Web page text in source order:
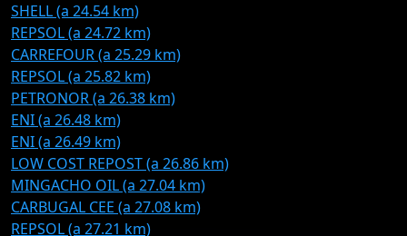
SHELL (a 24.54 km)
REPSOL (a 24.72 km)
CARREFOUR (a 25.29 km)
REPSOL (a 25.82 km)
PETRONOR (a 26.38 km)
ENI (a 26.48 km)
ENI (a 26.49 km)
LOW COST REPOST (a 26.86 km)
MINGACHO OIL (a 27.04 km)
CARBUGAL CEE (a 27.08 km)
REPSOL (a 27.21 km)